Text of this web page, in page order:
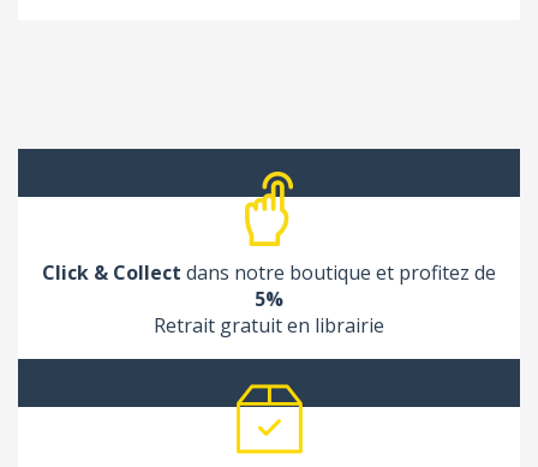
Click & Collect dans notre boutique et profitez de
5%
Retrait gratuit en librairie